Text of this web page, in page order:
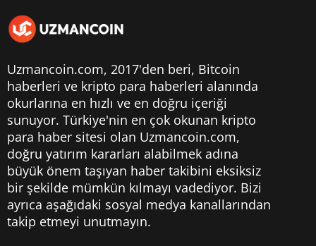
Uzmancoin.com, 2017'den beri, Bitcoin
haberleri ve kripto para haberleri alanında
okurlarına en hızlı ve en doğru içeriği
sunuyor. Türkiye'nin en çok okunan kripto
para haber sitesi olan Uzmancoin.com,
doğru yatırım kararları alabilmek adına
büyük önem taşıyan haber takibini eksiksiz
bir şekilde mümkün kılmayı vadediyor. Bizi
ayrıca aşağıdaki sosyal medya kanallarından
takip etmeyi unutmayın.